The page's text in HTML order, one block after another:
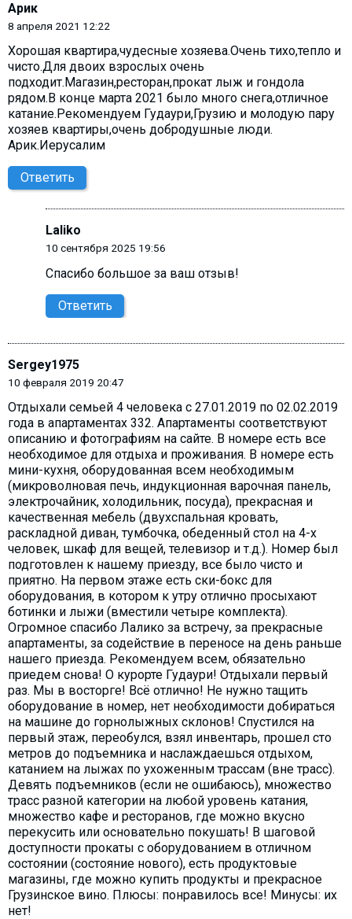
Арик
8 апреля 2021 12:22
Хорошая квартира,чудесные хозяева.Очень тихо,тепло и
чисто.Для двоих взрослых очень
подходит.Магазин,ресторан,прокат лыж и гондола
рядом.В конце марта 2021 было много снега,отличное
катание.Рекомендуем Гудаури,Грузию и молодую пару
хозяев квартиры,очень добродушные люди.
Арик.Иерусалим
Ответить
Laliko
10 сентября 2025 19:56
Спасибо большое за ваш отзыв!
Ответить
Sergey1975
10 февраля 2019 20:47
Отдыхали семьей 4 человека с 27.01.2019 по 02.02.2019
года в апартаментах 332. Апартаменты соответствуют
описанию и фотографиям на сайте. В номере есть все
необходимое для отдыха и проживания. В номере есть
мини-кухня, оборудованная всем необходимым
(микроволновая печь, индукционная варочная панель,
электрочайник, холодильник, посуда), прекрасная и
качественная мебель (двухспальная кровать,
раскладной диван, тумбочка, обеденный стол на 4-х
человек, шкаф для вещей, телевизор и т.д.). Номер был
подготовлен к нашему приезду, все было чисто и
приятно. На первом этаже есть ски-бокс для
оборудования, в котором к утру отлично просыхают
ботинки и лыжи (вместили четыре комплекта).
Огромное спасибо Лалико за встречу, за прекрасные
апартаменты, за содействие в переносе на день раньше
нашего приезда. Рекомендуем всем, обязательно
приедем снова! О курорте Гудаури! Отдыхали первый
раз. Мы в восторге! Всё отлично! Не нужно тащить
оборудование в номер, нет необходимости добираться
на машине до горнолыжных склонов! Спустился на
первый этаж, переобулся, взял инвентарь, прошел сто
метров до подъемника и наслаждаешься отдыхом,
катанием на лыжах по ухоженным трассам (вне трасс).
Девять подъемников (если не ошибаюсь), множество
трасс разной категории на любой уровень катания,
множество кафе и ресторанов, где можно вкусно
перекусить или основательно покушать! В шаговой
доступности прокаты с оборудованием в отличном
состоянии (состояние нового), есть продуктовые
магазины, где можно купить продукты и прекрасное
Грузинское вино. Плюсы: понравилось все! Минусы: их
нет!